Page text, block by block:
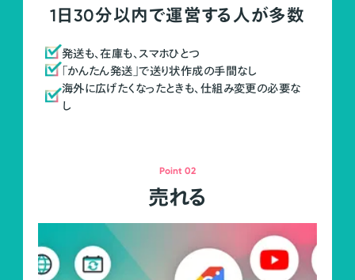
1日30分以内で運営する人が多数
発送も、在庫も、スマホひとつ
「かんたん発送」で送り状作成の手間なし
海外に広げたくなったときも、仕組み変更の必要な
し
Point 02
売れる